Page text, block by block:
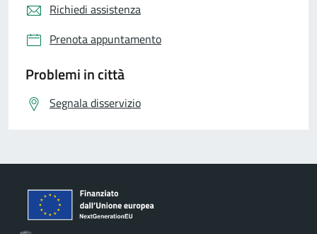
Richiedi assistenza
Prenota appuntamento
Problemi in città
Segnala disservizio